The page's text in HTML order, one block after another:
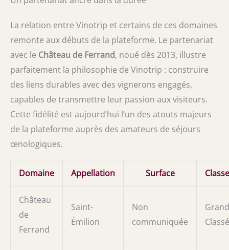
La relation entre Vinotrip et certains de ces domaines
remonte aux débuts de la plateforme. Le partenariat
avec le Château de Ferrand, noué dès 2013, illustre
parfaitement la philosophie de Vinotrip : construire
des liens durables avec des vignerons engagés,
capables de transmettre leur passion aux visiteurs.
Cette fidélité est aujourd’hui l’un des atouts majeurs
de la plateforme auprès des amateurs de séjours
œnologiques.
Domaine Appellation Surface
Château
de
Ferrand
Saint-
Émilion
Non
communiquée
Classé